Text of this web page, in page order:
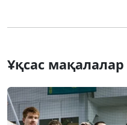
Ұқсас мақалалар